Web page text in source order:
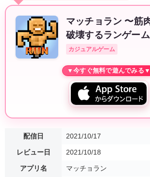
マッチョラン 〜筋
破壊するランゲー
カジュアルゲーム
配信日 2021/10/17
レビュー日 2021/10/18
アプリ名 マッチョラン